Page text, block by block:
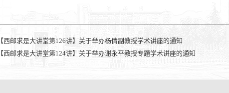
【西邮求是大讲堂第126讲】关于举办杨倩副教授学术讲座的通知
【西邮求是大讲堂第124讲】关于举办谢永平教授专题学术讲座的通知